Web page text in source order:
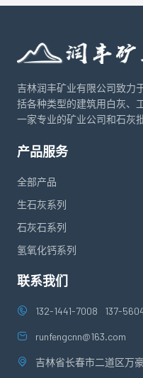
吉林润丰矿业有限公司致力
括各种类型的建筑用白灰、
一家专业的矿业公司和石灰
产品服务
全部产品
生石灰系列
石灰石系列
氢氧化钙系列
联系我们
132-1441-7008 137-
runfengcnn@163.com
吉林省长春市二道区万